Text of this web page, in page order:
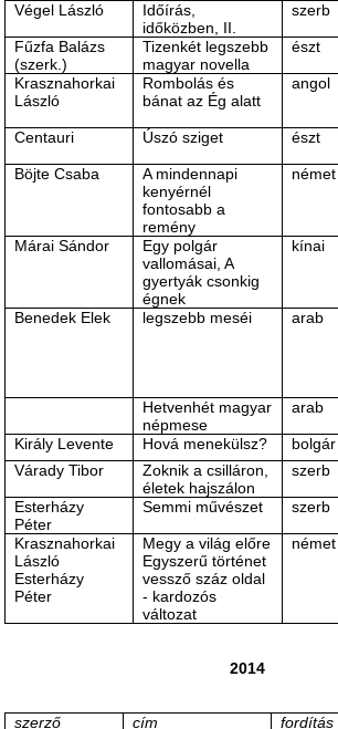
Végel László
Időírás,
időközben, II.
szerb
Fűzfa Balázs
(szerk.)
Tizenkét legszebb
magyar novella
észt
Krasznahorkai
László
Rombolás és
bánat az Ég alatt
angol
Centauri
Úszó sziget észt
Böjte Csaba
A mindennapi
kenyérnél
fontosabb a
remény
német
Márai Sándor
Egy polgár
vallomásai, A
gyertyák csonkig
égnek
kínai
Benedek Elek legszebb meséi arab
Hetvenhét magyar
népmese
arab
Király Levente
Hová menekülsz? bolgár
Várady Tibor
Zoknik a csilláron,
életek hajszálon
szerb
Esterházy
Péter
Semmi művészet szerb
Krasznahorkai
László
Esterházy
Péter
Megy a világ előre
Egyszerű történet
vessző száz oldal
- kardozós
változat
német
2014
szerző cím fordítás